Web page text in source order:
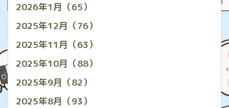
2026年1月（65）
2025年12月（76）
2025年11月（63）
2025年10月（88）
2025年9月（82）
2025年8月（93）